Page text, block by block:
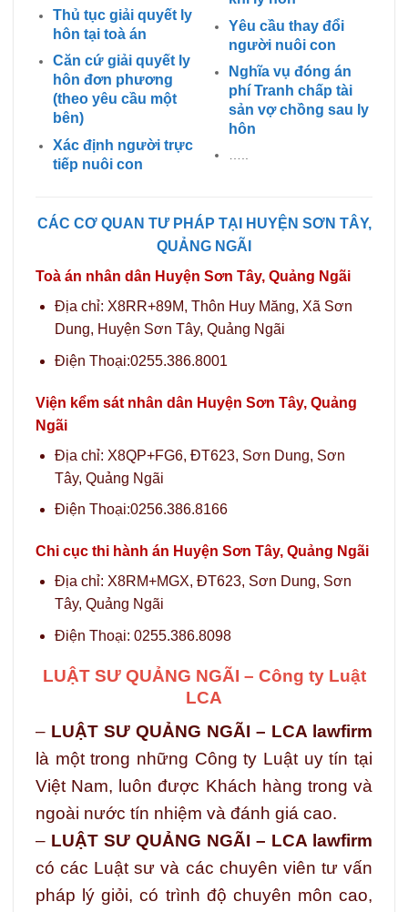
Thủ tục giải quyết ly
hôn tại toà án
Căn cứ giải quyết ly
hôn đơn phương
(theo yêu cầu một
bên)
Xác định người trực
tiếp nuôi con
Yêu cầu thay đổi
người nuôi con
Nghĩa vụ đóng án
phí Tranh chấp tài
sản vợ chồng sau ly
hôn
CÁC CƠ QUAN TƯ PHÁP TẠI HUYỆN SƠN TÂY,
QUẢNG NGÃI
Toà án nhân dân Huyện Sơn Tây, Quảng Ngãi
Địa chỉ: X8RR+89M, Thôn Huy Măng, Xã Sơn
Dung, Huyện Sơn Tây, Quảng Ngãi
Điện Thoại:0255.386.8001
Viện kểm sát nhân dân Huyện Sơn Tây, Quảng
Ngãi
Địa chỉ: X8QP+FG6, ĐT623, Sơn Dung, Sơn
Tây, Quảng Ngãi
Điện Thoại:0256.386.8166
Chi cục thi hành án Huyện Sơn Tây, Quảng Ngãi
Địa chỉ: X8RM+MGX, ĐT623, Sơn Dung, Sơn
Tây, Quảng Ngãi
Điện Thoại: 0255.386.8098
LUẬT SƯ QUẢNG NGÃI – Công ty Luật
LCA
– LUẬT SƯ QUẢNG NGÃI – LCA lawfirm
là một trong những Công ty Luật uy tín tại
Việt Nam, luôn được Khách hàng trong và
ngoài nước tín nhiệm và đánh giá cao.
– LUẬT SƯ QUẢNG NGÃI – LCA lawfirm
có các Luật sư và các chuyên viên tư vấn
pháp lý giỏi, có trình độ chuyên môn cao,